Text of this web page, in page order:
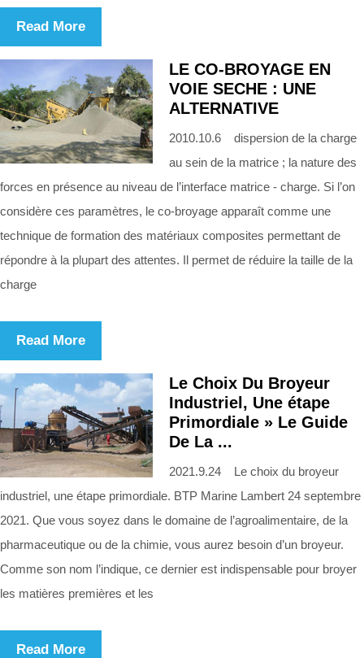
Read More
LE CO-BROYAGE EN
VOIE SECHE : UNE
ALTERNATIVE
2010.10.6 dispersion de la charge
au sein de la matrice ; la nature des
forces en présence au niveau de l’interface matrice - charge. Si l’on
considère ces paramètres, le co-broyage apparaît comme une
technique de formation des matériaux composites permettant de
répondre à la plupart des attentes. Il permet de réduire la taille de la
charge
Read More
Le Choix Du Broyeur
Industriel, Une étape
Primordiale » Le Guide
De La ...
2021.9.24 Le choix du broyeur
industriel, une étape primordiale. BTP Marine Lambert 24 septembre
2021. Que vous soyez dans le domaine de l’agroalimentaire, de la
pharmaceutique ou de la chimie, vous aurez besoin d’un broyeur.
Comme son nom l’indique, ce dernier est indispensable pour broyer
les matières premières et les
Read More